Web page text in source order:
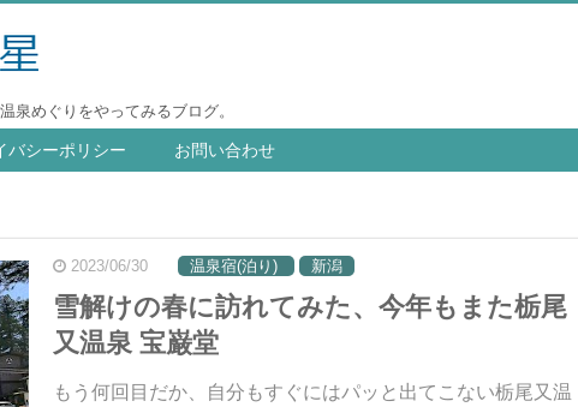
泉めぐりをやってみるブログ。
バシーポリシー お問い合わせ
2023/06/30 温泉宿(泊り) 新潟
雪解けの春に訪れてみた、今年もまた栃尾
又温泉 宝巌堂
もう何回目だか、自分もすぐにはパッと出てこない栃尾又温